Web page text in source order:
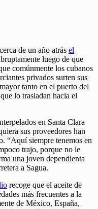
de un año atrás el
luego de que
comúnmente los cubanos
privados surten sus
tanto en el puerto del
lo trasladan hacia el
en Santa Clara
sus proveedores han
“Aquí siempre tenemos en
trajo, porque no le
una joven dependienta
a Sagua.
recoge que el aceite de
más frecuentes a la
de México, España,